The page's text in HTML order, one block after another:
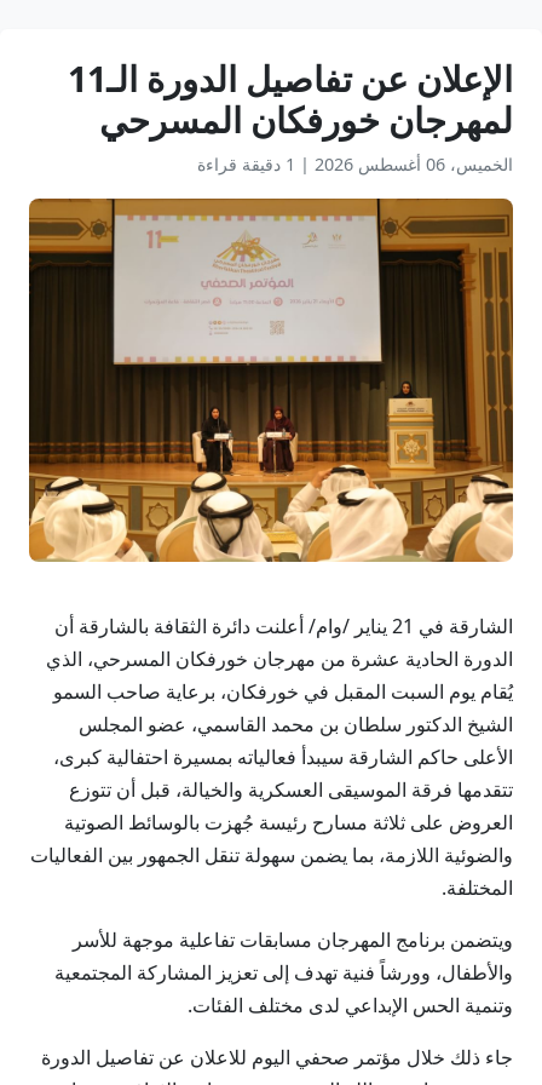
الإعلان عن تفاصيل الدورة الـ11
لمهرجان خورفكان المسرحي
الخميس، 06 أغسطس 2026 | 1 دقيقة قراءة
الشارقة في 21 يناير /وام/ أعلنت دائرة الثقافة بالشارقة أن
الدورة الحادية عشرة من مهرجان خورفكان المسرحي، الذي
يُقام يوم السبت المقبل في خورفكان، برعاية صاحب السمو
الشيخ الدكتور سلطان بن محمد القاسمي، عضو المجلس
الأعلى حاكم الشارقة سيبدأ فعالياته بمسيرة احتفالية كبرى،
تتقدمها فرقة الموسيقى العسكرية والخيالة، قبل أن تتوزع
العروض على ثلاثة مسارح رئيسة جُهزت بالوسائط الصوتية
والضوئية اللازمة، بما يضمن سهولة تنقل الجمهور بين الفعاليات
المختلفة.
ويتضمن برنامج المهرجان مسابقات تفاعلية موجهة للأسر
والأطفال، وورشاً فنية تهدف إلى تعزيز المشاركة المجتمعية
وتنمية الحس الإبداعي لدى مختلف الفئات.
جاء ذلك خلال مؤتمر صحفي اليوم للاعلان عن تفاصيل الدورة